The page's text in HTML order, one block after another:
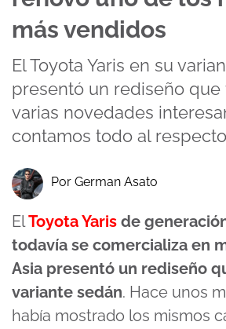
más vendidos
El Toyota Yaris en su
presentó un rediseño
varias novedades
contamos todo al
Por German Asato
ElToyota Yaris de
todavía se comercializa en
Asia presentó un rediseño
variante sedán. Hace unos
había mostrado los mismos